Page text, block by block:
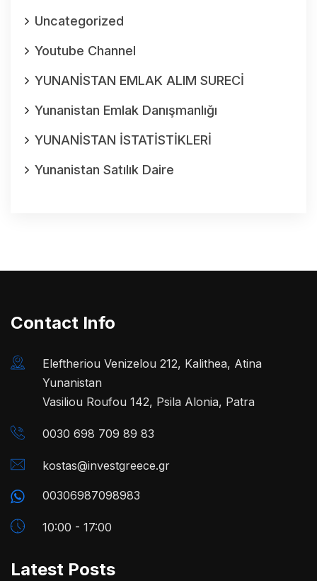
Uncategorized
Youtube Channel
YUNANİSTAN EMLAK ALIM SURECİ
Yunanistan Emlak Danışmanlığı
YUNANİSTAN İSTATİSTİKLERİ
Yunanistan Satılık Daire
Contact Info
Eleftheriou Venizelou 212, Kalithea, Atina
Yunanistan
Vasiliou Roufou 142, Psila Alonia, Patra
0030 698 709 89 83
kostas@investgreece.gr
00306987098983
10:00 - 17:00
Latest Posts